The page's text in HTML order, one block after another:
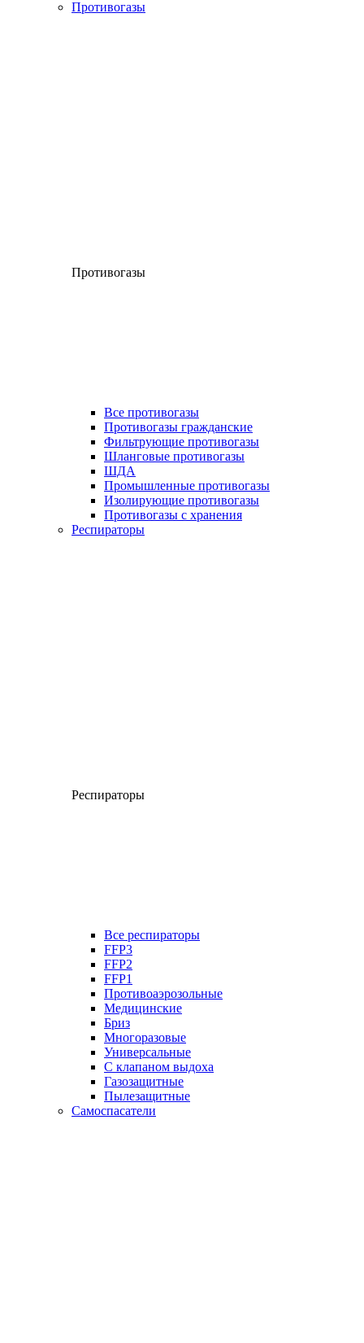
Противогазы
Противогазы
Все противогазы
Противогазы гражданские
Фильтрующие противогазы
Шланговые противогазы
ШДА
Промышленные противогазы
Изолирующие противогазы
Противогазы с хранения
Респираторы
Респираторы
Все респираторы
FFP3
FFP2
FFP1
Противоаэрозольные
Медицинские
Бриз
Многоразовые
Универсальные
С клапаном выдоха
Газозащитные
Пылезащитные
Самоспасатели